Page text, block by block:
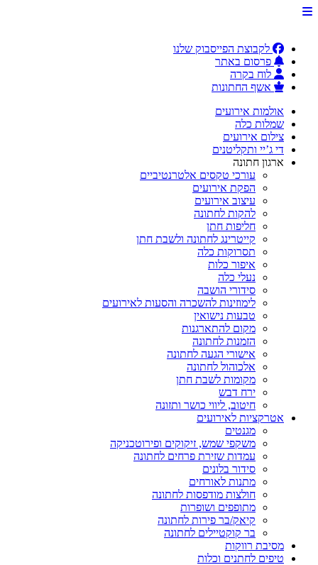
לקבוצת הפייסבוק שלנו
פרסום באתר
לוח בקרה
אשף החתונות
אולמות אירועים
שמלות כלה
צילום אירועים
די ג’יי ותקליטנים
ארגון חתונה
עורכי טקסים אלטרנטיביים
הפקת אירועים
עיצוב אירועים
להקות לחתונה
חליפות חתן
קייטרינג לחתונה ולשבת חתן
תסרוקות כלה
איפור כלות
נעלי כלה
סידורי הושבה
לימוזינות להשכרה והסעות לאירועים
טבעות נישואין
מקום להתארגנות
הזמנות לחתונה
אישורי הגעה לחתונה
אלכוהול לחתונה
מקומות לשבת חתן
ירח דבש
חיטוב, ליווי כושר ותזונה
אטרקציות לאירועים
מגנטים
משקפי שמש, זיקוקים ופירוטכניקה
עמדות שזירת פרחים לחתונה
סידור בלונים
מתנות לאורחים
חולצות מודפסות לחתונה
מתופפים ושופרות
קיאק/בר פירות לחתונה
בר קוקטיילים לחתונה
מסיבת רווקות
טיפים לחתנים וכלות